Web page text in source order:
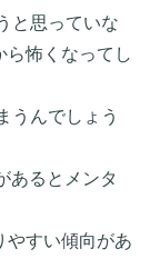
と思っていな
ら怖くなってし
うんでしょう
あるとメンタ
やすい傾向があ